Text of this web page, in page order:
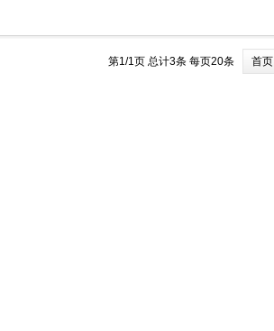
第1/1页 总计3条 每页20条 首页